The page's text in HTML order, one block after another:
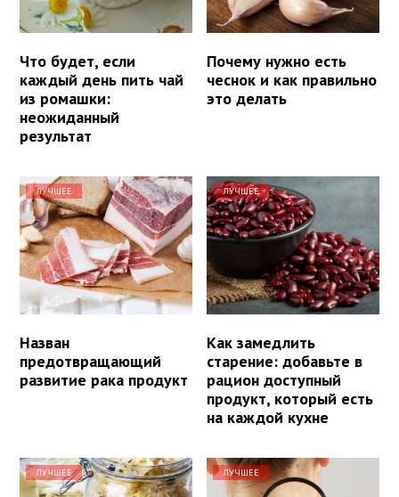
Что будет, если
каждый день пить чай
из ромашки:
неожиданный
результат
Почему нужно есть
чеснок и как правильно
это делать
ЛУЧШЕЕ
Назван
предотвращающий
развитие рака продукт
ЛУЧШЕЕ
Как замедлить
старение: добавьте в
рацион доступный
продукт, который есть
на каждой кухне
ЛУЧШЕЕ ЛУЧШЕЕ